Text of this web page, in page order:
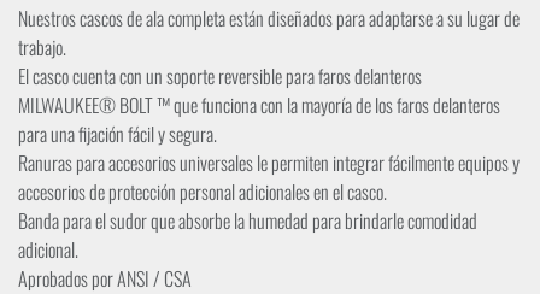
Nuestros cascos de ala completa están diseñados para adaptarse a su lugar de
trabajo.
El casco cuenta con un soporte reversible para faros delanteros
MILWAUKEE® BOLT ™ que funciona con la mayoría de los faros delanteros
para una fijación fácil y segura.
Ranuras para accesorios universales le permiten integrar fácilmente equipos y
accesorios de protección personal adicionales en el casco.
Banda para el sudor que absorbe la humedad para brindarle comodidad
adicional.
Aprobados por ANSI / CSA